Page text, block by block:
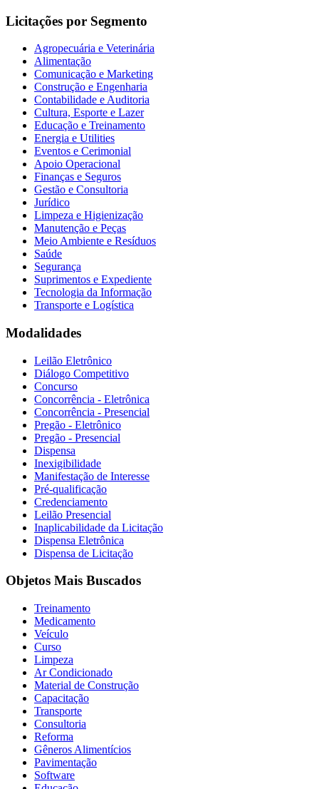
Licitações por Segmento
Agropecuária e Veterinária
Alimentação
Comunicação e Marketing
Construção e Engenharia
Contabilidade e Auditoria
Cultura, Esporte e Lazer
Educação e Treinamento
Energia e Utilities
Eventos e Cerimonial
Apoio Operacional
Finanças e Seguros
Gestão e Consultoria
Jurídico
Limpeza e Higienização
Manutenção e Peças
Meio Ambiente e Resíduos
Saúde
Segurança
Suprimentos e Expediente
Tecnologia da Informação
Transporte e Logística
Modalidades
Leilão Eletrônico
Diálogo Competitivo
Concurso
Concorrência - Eletrônica
Concorrência - Presencial
Pregão - Eletrônico
Pregão - Presencial
Dispensa
Inexigibilidade
Manifestação de Interesse
Pré-qualificação
Credenciamento
Leilão Presencial
Inaplicabilidade da Licitação
Dispensa Eletrônica
Dispensa de Licitação
Objetos Mais Buscados
Treinamento
Medicamento
Veículo
Curso
Limpeza
Ar Condicionado
Material de Construção
Capacitação
Transporte
Consultoria
Reforma
Gêneros Alimentícios
Pavimentação
Software